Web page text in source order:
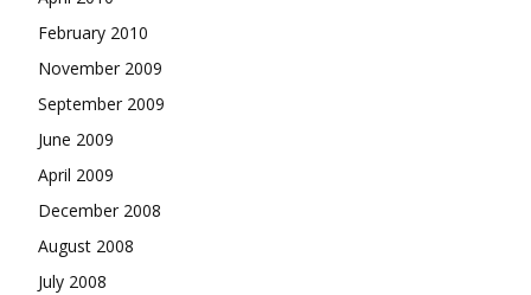
February 2010
November 2009
September 2009
June 2009
April 2009
December 2008
August 2008
July 2008